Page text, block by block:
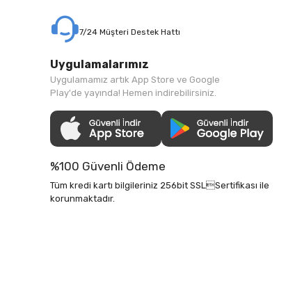
7/24 Müşteri Destek Hattı
Uygulamalarımız
Uygulamamız artık App Store ve Google
Play'de yayında! Hemen indirebilirsiniz.
%100 Güvenli Ödeme
Tüm kredi kartı bilgileriniz 256bit SSLSertifikası ile
korunmaktadır.